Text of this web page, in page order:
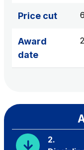
Price cut
Award
date
2.